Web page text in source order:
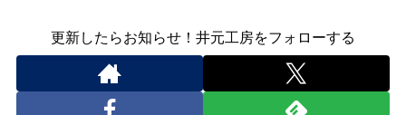
更新したらお知らせ！井元工房をフォローする